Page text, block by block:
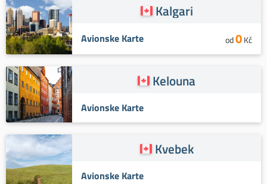
Kalgari
Avionske Karte od0Kč
Kelouna
Avionske Karte
Kvebek
Avionske Karte